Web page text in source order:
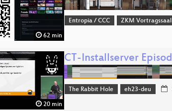
62 min
Entropia / CCC ZKM Vortragssaal
20 min
CT-Installserver
The Rabbit Hole eh23-deu